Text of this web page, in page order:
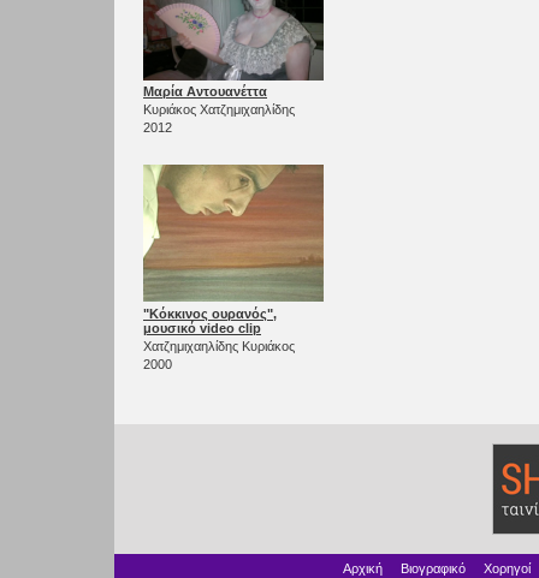
Μαρία Αντουανέττα
Κυριάκος Χατζημιχαηλίδης
2012
"Κόκκινος ουρανός",
μουσικό video clip
Χατζημιχαηλίδης Κυριάκος
2000
Αρχική Βιογραφικό Χορηγοί